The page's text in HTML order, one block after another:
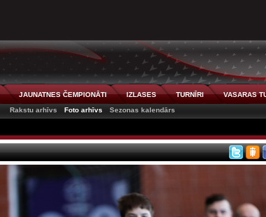
JAUNATNES ČEMPIONĀTI IZLASES TURNĪRI VASARAS
Rakstu arhīvs
Foto arhīvs Sezonas kalendārs